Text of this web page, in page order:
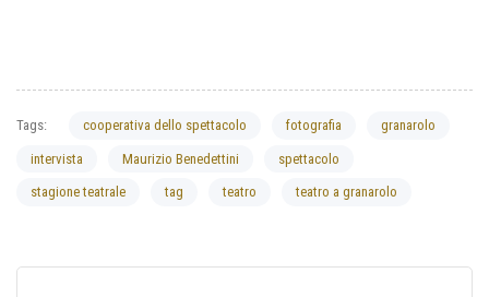
Tags: cooperativa dello spettacolo fotografia granarolo
intervista Maurizio Benedettini spettacolo
stagione teatrale tag teatro teatro a granarolo